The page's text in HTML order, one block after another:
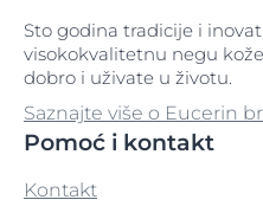
Sto godina tradicije i
visokokvalitetnu negu
dobro i uživate u životu.
Saznajte više o Eucerin
Pomoć i kontakt
Kontakt